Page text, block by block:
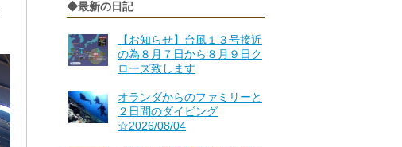
◆最新の日記
【お知らせ】台風１３号接近
の為８月７日から８月９日ク
ローズ致します
オランダからのファミリーと
２日間のダイビング
☆2026/08/04